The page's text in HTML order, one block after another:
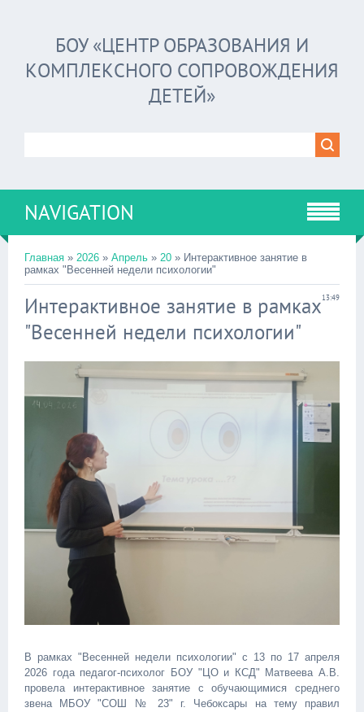
БОУ «ЦЕНТР ОБРАЗОВАНИЯ И
КОМПЛЕКСНОГО СОПРОВОЖДЕНИЯ
ДЕТЕЙ»
NAVIGATION
Главная » 2026 » Апрель » 20 » Интерактивное занятие в
рамках "Весенней недели психологии"
13:49
Интерактивное занятие в рамках
"Весенней недели психологии"
В рамках "Весенней недели психологии" с 13 по 17 апреля
2026 года педагог-психолог БОУ "ЦО и КСД" Матвеева А.В.
провела интерактивное занятие с обучающимися среднего
звена МБОУ "СОШ № 23" г. Чебоксары на тему правил